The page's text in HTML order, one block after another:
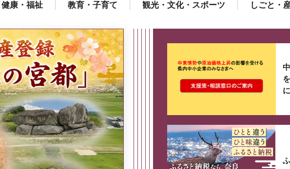
健康・福祉 教育・子育て 観光・文化・スポーツ しごと・
ここから最大3つずつ情報が
県広報誌「県民だより奈良」
2026年8月号
奈良県政策集